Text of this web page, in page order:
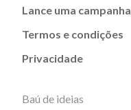
Lance uma campanha
Termos e condições
Privacidade
Baú de ideias